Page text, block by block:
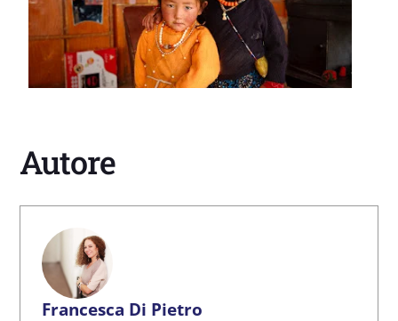
Autore
Francesca Di Pietro